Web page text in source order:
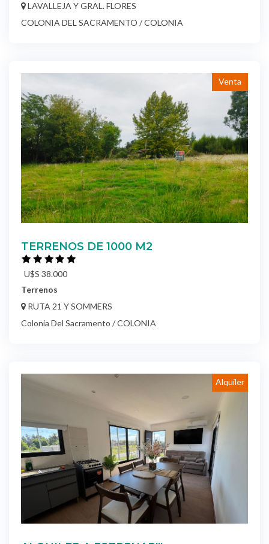
LAVALLEJA Y GRAL. FLORES
COLONIA DEL SACRAMENTO / COLONIA
Venta
TERRENOS DE 1000 M2
U$S 38.000
Terrenos
RUTA 21 Y SOMMERS
Colonia Del Sacramento / COLONIA
Alquiler